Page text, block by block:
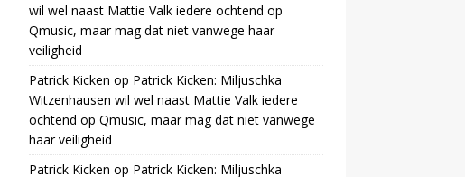
wil wel naast Mattie Valk iedere ochtend op
Qmusic, maar mag dat niet vanwege haar
veiligheid
Patrick Kicken op Patrick Kicken: Miljuschka
Witzenhausen wil wel naast Mattie Valk iedere
ochtend op Qmusic, maar mag dat niet vanwege
haar veiligheid
Patrick Kicken op Patrick Kicken: Miljuschka